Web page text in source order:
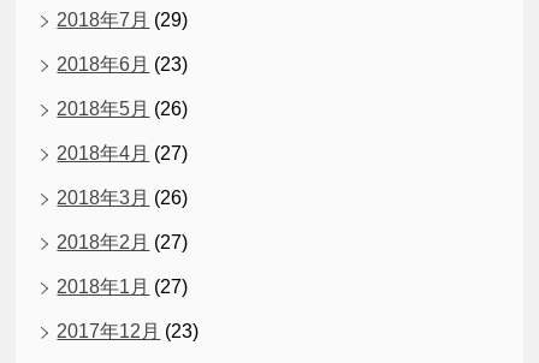
2018年7月 (29)
2018年6月 (23)
2018年5月 (26)
2018年4月 (27)
2018年3月 (26)
2018年2月 (27)
2018年1月 (27)
2017年12月 (23)